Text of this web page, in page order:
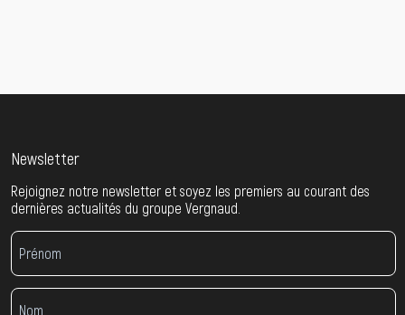
Newsletter
Rejoignez notre newsletter et soyez les premiers au courant des
dernières actualités du groupe Vergnaud.